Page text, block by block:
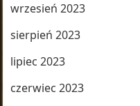
wrzesień 2023
sierpień 2023
lipiec 2023
czerwiec 2023